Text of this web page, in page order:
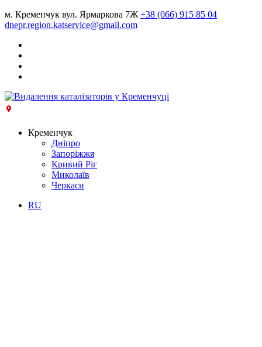
м. Кременчук вул. Ярмаркова 7Ж +38 (066) 915 85 04
dnepr.region.katservice@gmail.com
Кременчук
Дніпро
Запоріжжя
Кривий Ріг
Миколаїв
Черкаси
RU